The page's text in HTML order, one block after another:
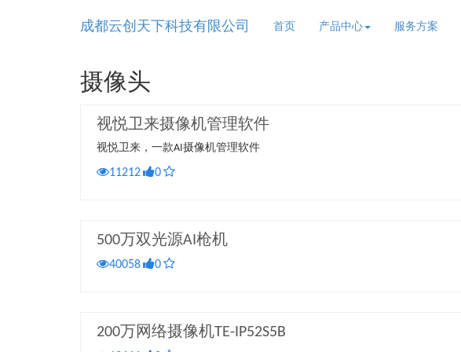
成都云创天下科技有限公司 首页 产品中心 服务方案
摄像头
视悦卫来摄像机管理软件
视悦卫来，一款AI摄像机管理软件
11212 0
500万双光源AI枪机
40058 0
200万网络摄像机TE-IP52S5B